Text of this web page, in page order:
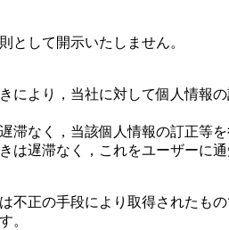
として開示いたしません。
より，当社に対して個人情報
なく，当該個人情報の訂正等を
遅滞なく，これをユーザーに通
正の手段により取得されたも
。